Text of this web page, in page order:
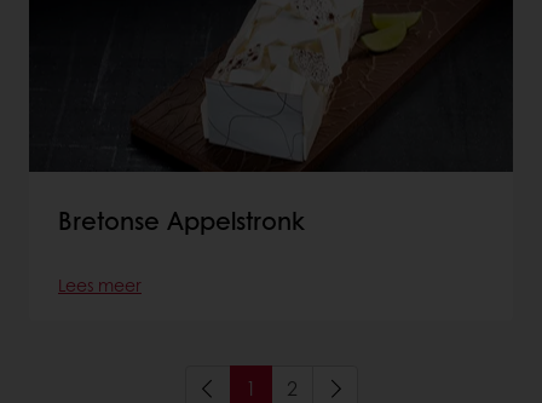
Bretonse Appelstronk
Lees meer
1 2